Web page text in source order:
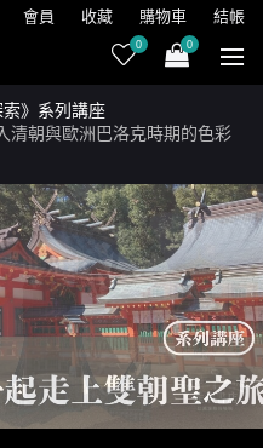
會員 收藏 購物車 結帳
0 0
索》系列講座
清朝與歐洲巴洛克時期的色彩